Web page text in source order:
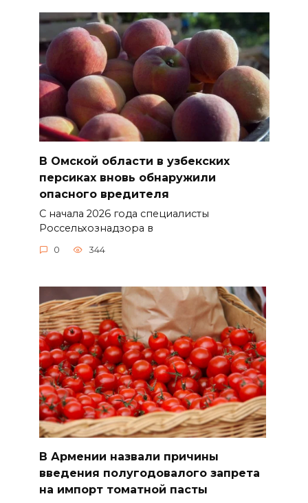
В Омской области в узбекских
персиках вновь обнаружили
опасного вредителя
С начала 2026 года специалисты
Россельхознадзора в
0 344
В Армении назвали причины
введения полугодовалого запрета
на импорт томатной пасты